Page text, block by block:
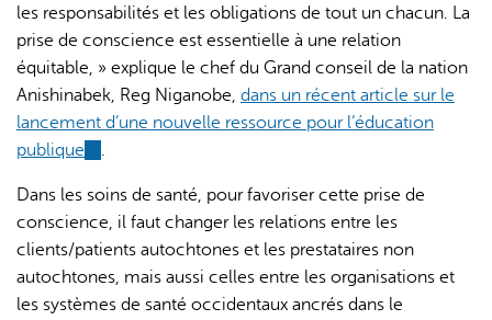
les responsabilités et les obligations de tout un chacun. La
prise de conscience est essentielle à une relation
équitable, » explique le chef du Grand conseil de la nation
Anishinabek, Reg Niganobe, dans un récent article sur le
lancement d’une nouvelle ressource pour l’éducation
publique (link
external)
.
Dans les soins de santé, pour favoriser cette prise de
conscience, il faut changer les relations entre les
clients/patients autochtones et les prestataires non
autochtones, mais aussi celles entre les organisations et
les systèmes de santé occidentaux ancrés dans le